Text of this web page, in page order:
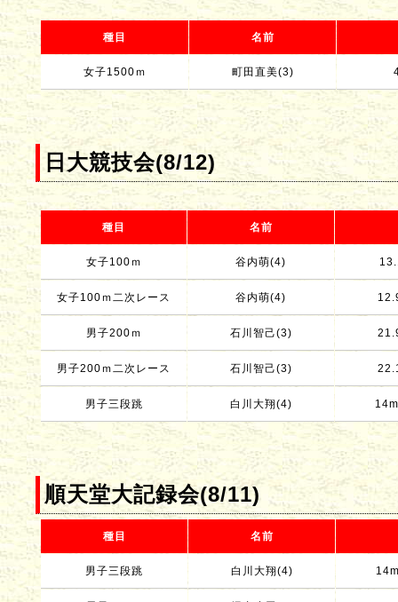
種目 名前
女子1500ｍ 町田直美(3)
日大競技会(8/12)
種目 名前
女子100ｍ 谷内萌(4)
女子100ｍ二次レース 谷内萌(4)
男子200ｍ 石川智己(3)
男子200ｍ二次レース 石川智己(3)
男子三段跳 白川大翔(4)
順天堂大記録会(8/11)
種目 名前
男子三段跳 白川大翔(4)